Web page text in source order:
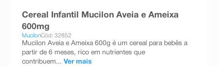
Cereal Infantil Mucilon Aveia e Ameixa
600mg
MucilonCód: 32852
Mucilon Aveia e Ameixa 600g é um cereal para bebês a
partir de 6 meses, rico em nutrientes que
contribuem... Ver mais
absorvente
teste gravidez
ºesmalte